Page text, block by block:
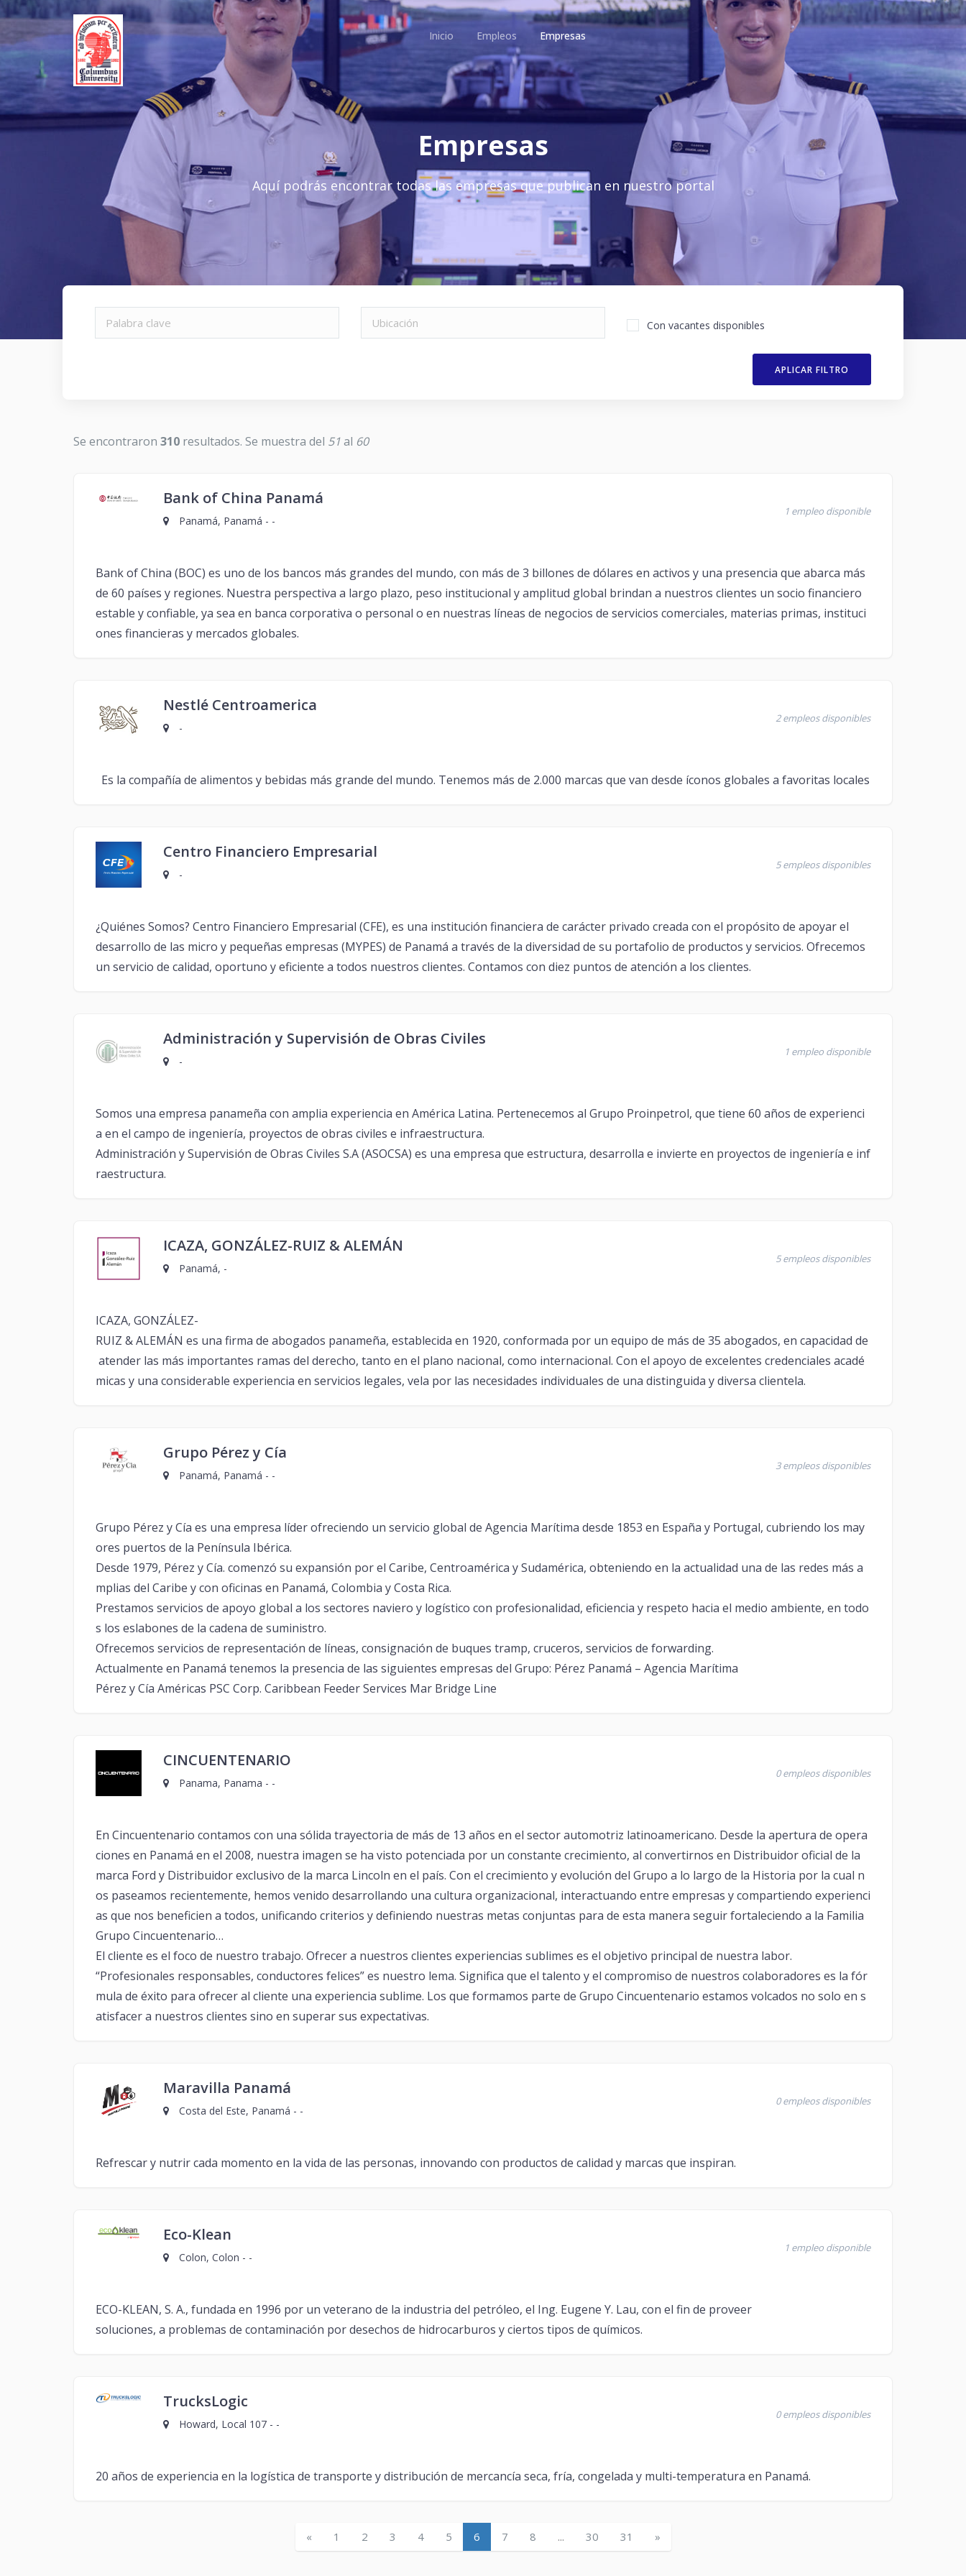
Inicio Empleos Empresas
Empresas
Aquí podrás encontrar todas las empresas que publican en nuestro portal
Con vacantes disponibles
APLICAR FILTRO
Se encontraron 310 resultados. Se muestra del 51al 60
Bank of China Panamá
Panamá, Panamá - -
1 empleo disponible
Bank of China (BOC) es uno de los bancos más grandes del mundo, con más de 3 billones de dólares en activos y una presencia que abarca más
de 60 países y regiones. Nuestra perspectiva a largo plazo, peso institucional y amplitud global brindan a nuestros clientes un socio financiero
estable y confiable, ya sea en banca corporativa o personal o en nuestras líneas de negocios de servicios comerciales, materias primas, instituci
ones financieras y mercados globales.
Nestlé Centroamerica
-
2 empleos disponibles
Es la compañía de alimentos y bebidas más grande del mundo. Tenemos más de 2.000 marcas que van desde íconos globales a favoritas locales
Centro Financiero Empresarial
-
5 empleos disponibles
¿Quiénes Somos? Centro Financiero Empresarial (CFE), es una institución financiera de carácter privado creada con el propósito de apoyar el
desarrollo de las micro y pequeñas empresas (MYPES) de Panamá a través de la diversidad de su portafolio de productos y servicios. Ofrecemos
un servicio de calidad, oportuno y eficiente a todos nuestros clientes. Contamos con diez puntos de atención a los clientes.
Administración y Supervisión de Obras Civiles
-
1 empleo disponible
Somos una empresa panameña con amplia experiencia en América Latina. Pertenecemos al Grupo Proinpetrol, que tiene 60 años de experienci
a en el campo de ingeniería, proyectos de obras civiles e infraestructura.
Administración y Supervisión de Obras Civiles S.A (ASOCSA) es una empresa que estructura, desarrolla e invierte en proyectos de ingeniería e inf
raestructura.
ICAZA, GONZÁLEZ-RUIZ & ALEMÁN
Panamá, -
5 empleos disponibles
ICAZA, GONZÁLEZ-
RUIZ & ALEMÁN es una firma de abogados panameña, establecida en 1920, conformada por un equipo de más de 35 abogados, en capacidad de
atender las más importantes ramas del derecho, tanto en el plano nacional, como internacional. Con el apoyo de excelentes credenciales acadé
micas y una considerable experiencia en servicios legales, vela por las necesidades individuales de una distinguida y diversa clientela.
Grupo Pérez y Cía
Panamá, Panamá - -
3 empleos disponibles
Grupo Pérez y Cía es una empresa líder ofreciendo un servicio global de Agencia Marítima desde 1853 en España y Portugal, cubriendo los may
ores puertos de la Península Ibérica.
Desde 1979, Pérez y Cía. comenzó su expansión por el Caribe, Centroamérica y Sudamérica, obteniendo en la actualidad una de las redes más a
mplias del Caribe y con oficinas en Panamá, Colombia y Costa Rica.
Prestamos servicios de apoyo global a los sectores naviero y logístico con profesionalidad, eficiencia y respeto hacia el medio ambiente, en todo
s los eslabones de la cadena de suministro.
Ofrecemos servicios de representación de líneas, consignación de buques tramp, cruceros, servicios de forwarding.
Actualmente en Panamá tenemos la presencia de las siguientes empresas del Grupo: Pérez Panamá – Agencia Marítima
Pérez y Cía Américas PSC Corp. Caribbean Feeder Services Mar Bridge Line
CINCUENTENARIO
Panama, Panama - -
0 empleos disponibles
En Cincuentenario contamos con una sólida trayectoria de más de 13 años en el sector automotriz latinoamericano. Desde la apertura de opera
ciones en Panamá en el 2008, nuestra imagen se ha visto potenciada por un constante crecimiento, al convertirnos en Distribuidor oficial de la
marca Ford y Distribuidor exclusivo de la marca Lincoln en el país. Con el crecimiento y evolución del Grupo a lo largo de la Historia por la cual n
os paseamos recientemente, hemos venido desarrollando una cultura organizacional, interactuando entre empresas y compartiendo experienci
as que nos beneficien a todos, unificando criterios y definiendo nuestras metas conjuntas para de esta manera seguir fortaleciendo a la Familia
Grupo Cincuentenario…
El cliente es el foco de nuestro trabajo. Ofrecer a nuestros clientes experiencias sublimes es el objetivo principal de nuestra labor.
“Profesionales responsables, conductores felices” es nuestro lema. Significa que el talento y el compromiso de nuestros colaboradores es la fór
mula de éxito para ofrecer al cliente una experiencia sublime. Los que formamos parte de Grupo Cincuentenario estamos volcados no solo en s
atisfacer a nuestros clientes sino en superar sus expectativas.
Maravilla Panamá
Costa del Este, Panamá - -
0 empleos disponibles
Refrescar y nutrir cada momento en la vida de las personas, innovando con productos de calidad y marcas que inspiran.
Eco-Klean
Colon, Colon - -
1 empleo disponible
ECO-KLEAN, S. A., fundada en 1996 por un veterano de la industria del petróleo, el Ing. Eugene Y. Lau, con el fin de proveer
soluciones, a problemas de contaminación por desechos de hidrocarburos y ciertos tipos de químicos.
TrucksLogic
Howard, Local 107 - -
0 empleos disponibles
20 años de experiencia en la logística de transporte y distribución de mercancía seca, fría, congelada y multi-temperatura en Panamá.
« 1 2 3 4 5 6 7 8 ... 30 31 »